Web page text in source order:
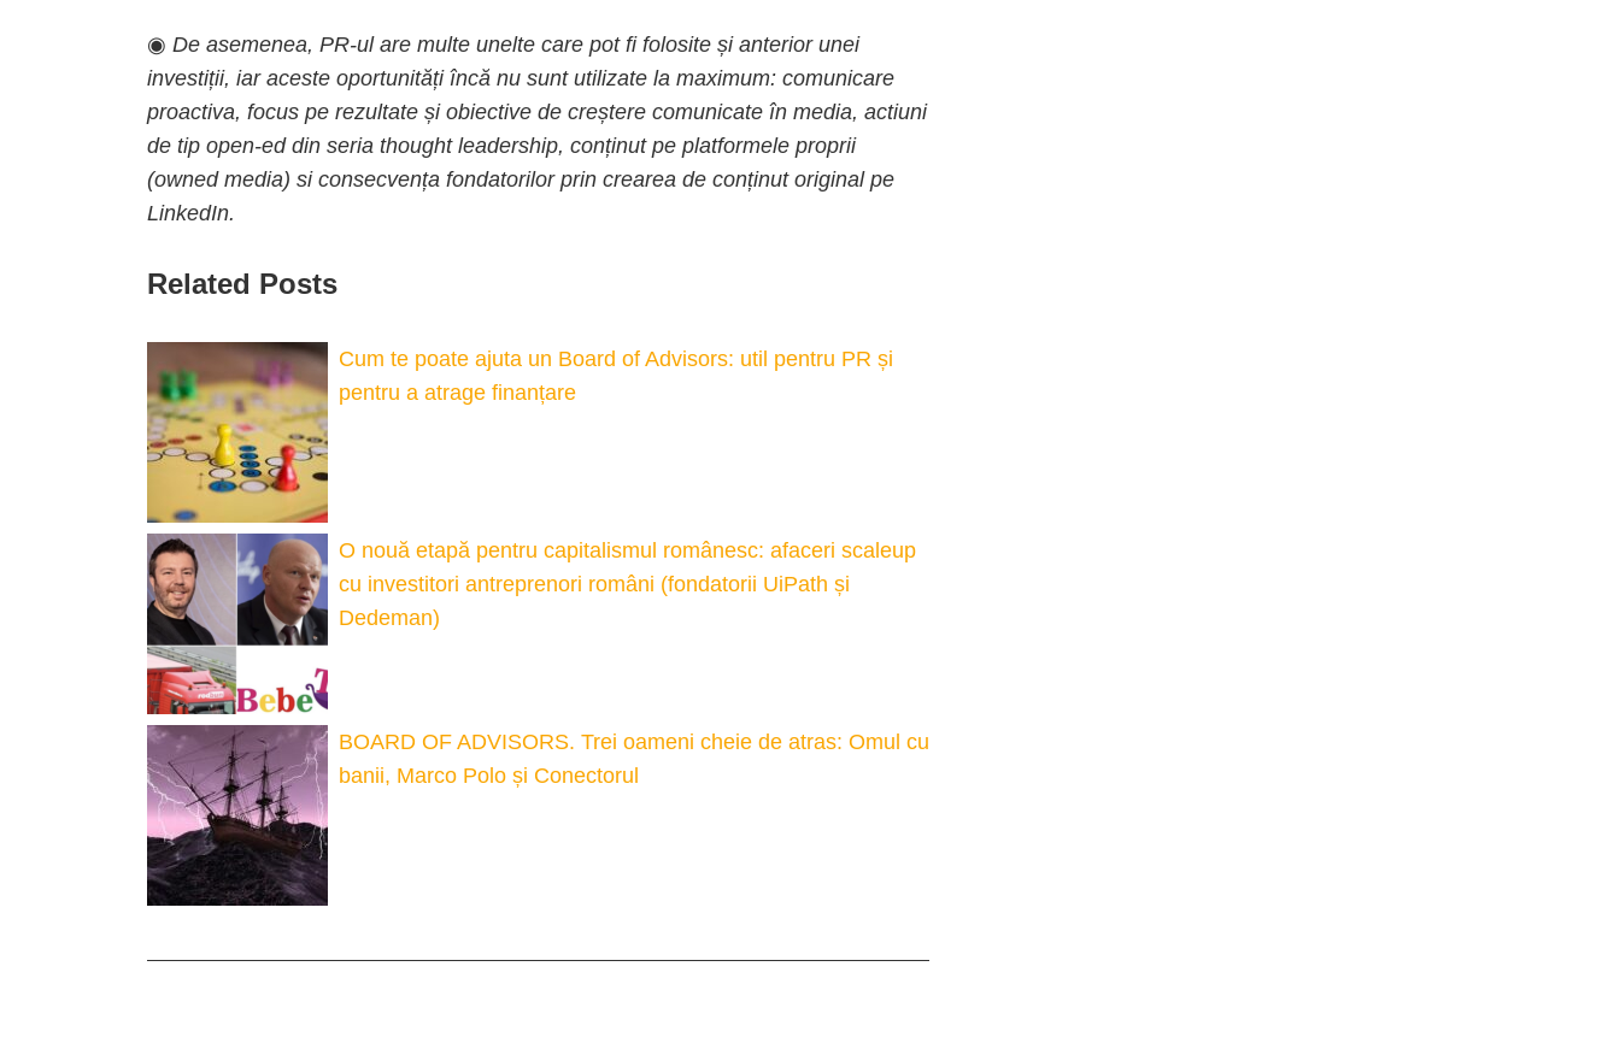
◉ De asemenea, PR-ul are multe unelte care pot fi folosite și anterior unei
investiții, iar aceste oportunități încă nu sunt utilizate la maximum: comunicare
proactiva, focus pe rezultate și obiective de creștere comunicate în media, actiuni
de tip open-ed din seria thought leadership, conținut pe platformele proprii
(owned media) si consecvența fondatorilor prin crearea de conținut original pe
LinkedIn.
Related Posts
Cum te poate ajuta un Board of Advisors: util pentru PR și
pentru a atrage finanțare
O nouă etapă pentru capitalismul românesc: afaceri scaleup
cu investitori antreprenori români (fondatorii UiPath și
Dedeman)
BOARD OF ADVISORS. Trei oameni cheie de atras: Omul cu
banii, Marco Polo și Conectorul